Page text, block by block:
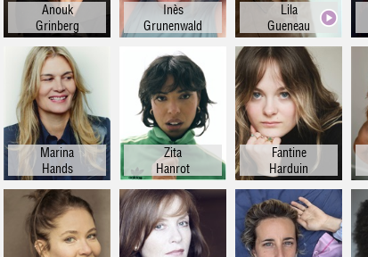
Anouk
Grinberg
Inès
Grunenwald
Lila
Gueneau
Marina
Hands
Zita
Hanrot
Fantine
Harduin